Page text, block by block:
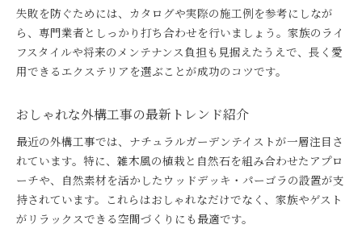
失敗を防ぐためには、カタログや実際の施工例を参考にしなが
ら、専門業者としっかり打ち合わせを行いましょう。家族のライ
フスタイルや将来のメンテナンス負担も見据えたうえで、長く愛
用できるエクステリアを選ぶことが成功のコツです。
おしゃれな外構工事の最新トレンド紹介
最近の外構工事では、ナチュラルガーデンテイストが一層注目さ
れています。特に、雑木風の植栽と自然石を組み合わせたアプロ
ーチや、自然素材を活かしたウッドデッキ・パーゴラの設置が支
持されています。これらはおしゃれなだけでなく、家族やゲスト
がリラックスできる空間づくりにも最適です。